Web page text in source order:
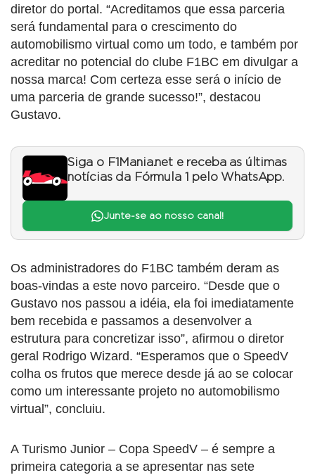
diretor do portal. “Acreditamos que essa parceria
será fundamental para o crescimento do
automobilismo virtual como um todo, e também por
acreditar no potencial do clube F1BC em divulgar a
nossa marca! Com certeza esse será o início de
uma parceria de grande sucesso!”, destacou
Gustavo.
Siga o F1Mania.net e receba as últimas
notícias da Fórmula 1 pelo WhatsApp.
Junte-se ao nosso canal!
Os administradores do F1BC também deram as
boas-vindas a este novo parceiro. “Desde que o
Gustavo nos passou a idéia, ela foi imediatamente
bem recebida e passamos a desenvolver a
estrutura para concretizar isso”, afirmou o diretor
geral Rodrigo Wizard. “Esperamos que o SpeedV
colha os frutos que merece desde já ao se colocar
como um interessante projeto no automobilismo
virtual”, concluiu.
A Turismo Junior – Copa SpeedV – é sempre a
primeira categoria a se apresentar nas sete